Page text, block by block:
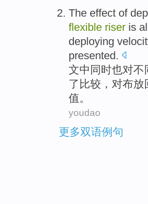
The effect of
flexible riser is
deploying
presented.
文中同时也对不
了比较，对布放
值。
youdao
更多双语例句